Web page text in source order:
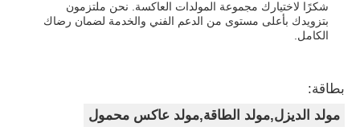
شكرًا لاختيارك مجموعة المولدات العاكسة. نحن ملتزمون
بتزويدك بأعلى مستوى من الدعم الفني والخدمة لضمان رضاك ​​
الكامل.
بطاقة:
مولد الديزل,مولد الطاقة,مولد عاكس محمول